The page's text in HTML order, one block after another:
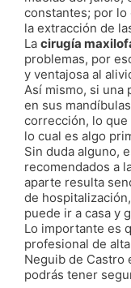
constantes; por
la extracción de
La cirugía
problemas, por
y ventajosa al
Así mismo, si una
en sus
corrección, lo que
lo cual es algo
Sin duda alguno,
recomendados a
aparte resulta
de
puede ir a casa y
Lo importante es
profesional de
Neguib de Castro
podrás tener